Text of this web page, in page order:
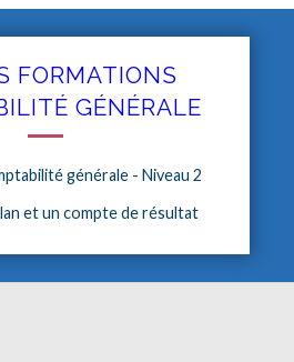
FORMATIONS
GÉNÉRALE
générale - Niveau 2
et un compte de résultat